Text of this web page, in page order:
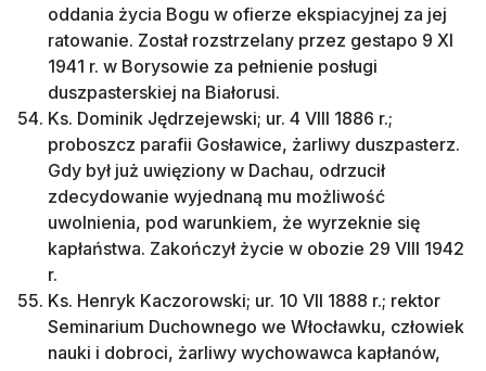
oddania życia Bogu w ofierze ekspiacyjnej za jej
ratowanie. Został rozstrzelany przez gestapo 9 XI
1941 r. w Borysowie za pełnienie posługi
duszpasterskiej na Białorusi.
Ks. Dominik Jędrzejewski; ur. 4 VIII 1886 r.;
proboszcz parafii Gosławice, żarliwy duszpasterz.
Gdy był już uwięziony w Dachau, odrzucił
zdecydowanie wyjednaną mu możliwość
uwolnienia, pod warunkiem, że wyrzeknie się
kapłaństwa. Zakończył życie w obozie 29 VIII 1942
r.
Ks. Henryk Kaczorowski; ur. 10 VII 1888 r.; rektor
Seminarium Duchownego we Włocławku, człowiek
nauki i dobroci, żarliwy wychowawca kapłanów,